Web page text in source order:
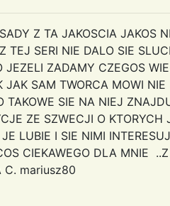
Z TA JAKOSCIA JAKOS
TEJ SERI NIE DALO SIE
JEZELI ZADAMY CZEGOS
SAM TWORCA MOWI
TAKOWE SIE NA NIEJ
ZE SZWECJI O
JE LUBIE I SIE NIMI
CIEKAWEGO DLA MNIE
C. mariusz80